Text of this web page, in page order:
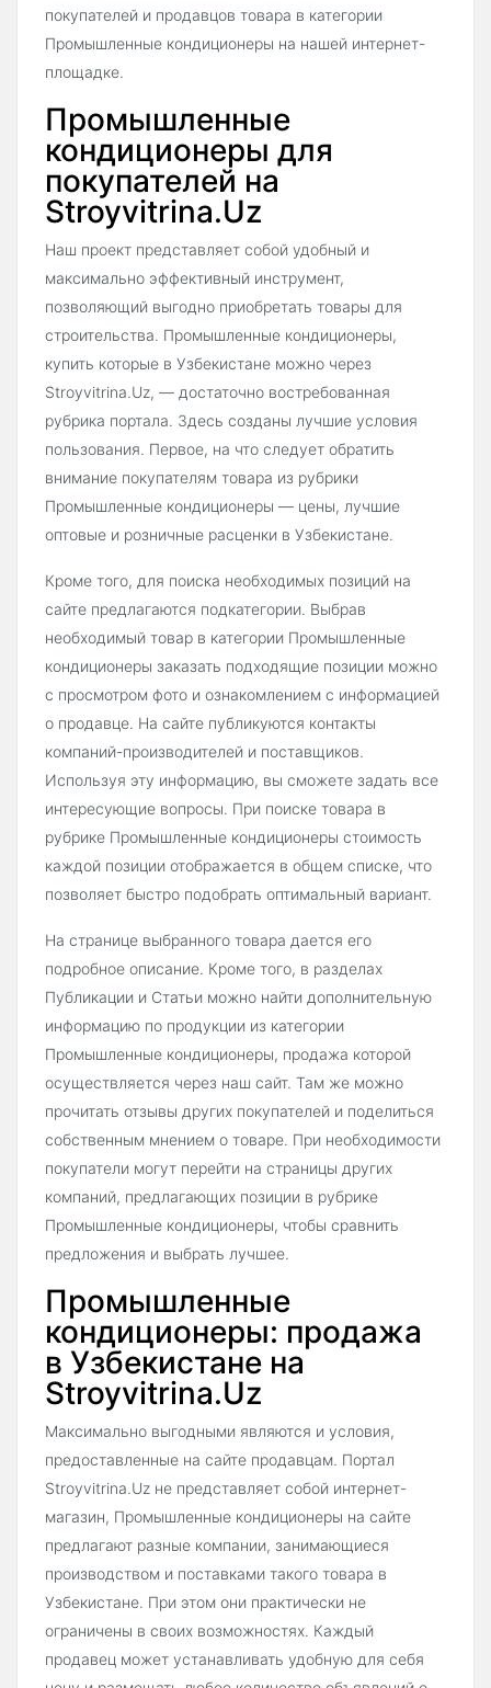
покупателей и продавцов товара в категории
Промышленные кондиционеры на нашей интернет-
площадке.
Промышленные
кондиционеры для
покупателей на
Stroyvitrina.Uz
Наш проект представляет собой удобный и
максимально эффективный инструмент,
позволяющий выгодно приобретать товары для
строительства. Промышленные кондиционеры,
купить которые в Узбекистане можно через
Stroyvitrina.Uz, — достаточно востребованная
рубрика портала. Здесь созданы лучшие условия
пользования. Первое, на что следует обратить
внимание покупателям товара из рубрики
Промышленные кондиционеры — цены, лучшие
оптовые и розничные расценки в Узбекистане.
Кроме того, для поиска необходимых позиций на
сайте предлагаются подкатегории. Выбрав
необходимый товар в категории Промышленные
кондиционеры заказать подходящие позиции можно
с просмотром фото и ознакомлением с информацией
о продавце. На сайте публикуются контакты
компаний-производителей и поставщиков.
Используя эту информацию, вы сможете задать все
интересующие вопросы. При поиске товара в
рубрике Промышленные кондиционеры стоимость
каждой позиции отображается в общем списке, что
позволяет быстро подобрать оптимальный вариант.
На странице выбранного товара дается его
подробное описание. Кроме того, в разделах
Публикации и Статьи можно найти дополнительную
информацию по продукции из категории
Промышленные кондиционеры, продажа которой
осуществляется через наш сайт. Там же можно
прочитать отзывы других покупателей и поделиться
собственным мнением о товаре. При необходимости
покупатели могут перейти на страницы других
компаний, предлагающих позиции в рубрике
Промышленные кондиционеры, чтобы сравнить
предложения и выбрать лучшее.
Промышленные
кондиционеры: продажа
в Узбекистане на
Stroyvitrina.Uz
Максимально выгодными являются и условия,
предоставленные на сайте продавцам. Портал
Stroyvitrina.Uz не представляет собой интернет-
магазин, Промышленные кондиционеры на сайте
предлагают разные компании, занимающиеся
производством и поставками такого товара в
Узбекистане. При этом они практически не
ограничены в своих возможностях. Каждый
продавец может устанавливать удобную для себя